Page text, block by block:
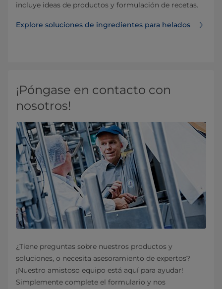
incluye ideas de productos y formulación de recetas.
Explore soluciones de ingredientes para helados
¡Póngase en contacto con
nosotros!
¿Tiene preguntas sobre nuestros productos y
soluciones, o necesita asesoramiento de expertos?
¡Nuestro amistoso equipo está aquí para ayudar!
Simplemente complete el formulario y nos